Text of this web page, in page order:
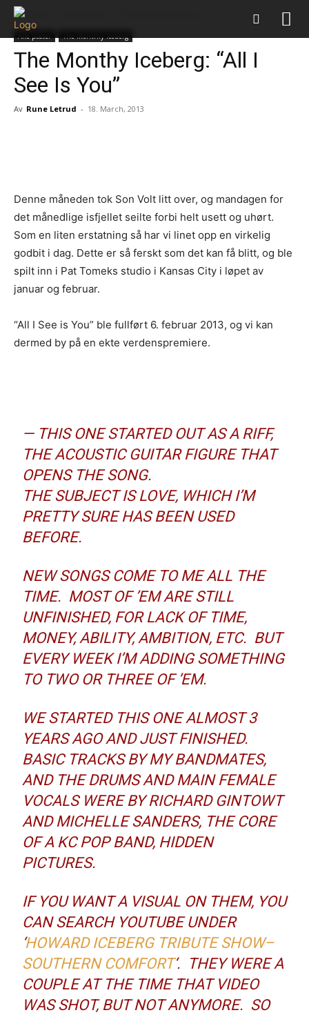
Forsiden
Alle poster The Monthly Iceberg
The Monthy Iceberg: “All I
See Is You”
Av Rune Letrud - 18. March, 2013
Denne måneden tok Son Volt litt over, og mandagen for
det månedlige isfjellet seilte forbi helt usett og uhørt.
Som en liten erstatning så har vi linet opp en virkelig
godbit i dag. Dette er så ferskt som det kan få blitt, og ble
spilt inn i Pat Tomeks studio i Kansas City i løpet av
januar og februar.
“All I See is You” ble fullført 6. februar 2013, og vi kan
dermed by på en ekte verdenspremiere.
— THIS ONE STARTED OUT AS A RIFF,
THE ACOUSTIC GUITAR FIGURE THAT
OPENS THE SONG.
THE SUBJECT IS LOVE, WHICH I’M
PRETTY SURE HAS BEEN USED
BEFORE.
NEW SONGS COME TO ME ALL THE
TIME. MOST OF ’EM ARE STILL
UNFINISHED, FOR LACK OF TIME,
MONEY, ABILITY, AMBITION, ETC. BUT
EVERY WEEK I’M ADDING SOMETHING
TO TWO OR THREE OF ’EM.
WE STARTED THIS ONE ALMOST 3
YEARS AGO AND JUST FINISHED.
BASIC TRACKS BY MY BANDMATES,
AND THE DRUMS AND MAIN FEMALE
VOCALS WERE BY RICHARD GINTOWT
AND MICHELLE SANDERS, THE CORE
OF A KC POP BAND, HIDDEN
PICTURES.
IF YOU WANT A VISUAL ON THEM, YOU
CAN SEARCH YOUTUBE UNDER
‘HOWARD ICEBERG TRIBUTE SHOW–
SOUTHERN COMFORT‘. THEY WERE A
COUPLE AT THE TIME THAT VIDEO
WAS SHOT, BUT NOT ANYMORE. SO